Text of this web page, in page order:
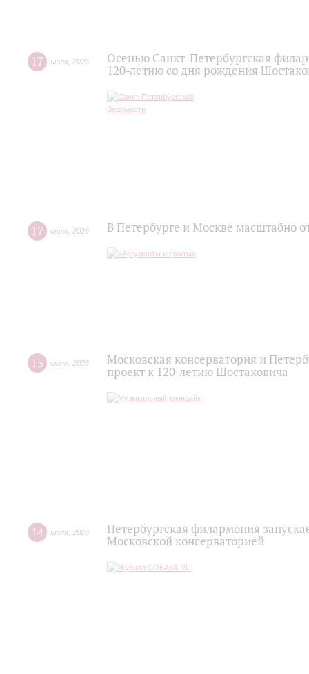
17 июля 2026
Осенью Санкт-Петербургская
120‑летию со дня рождения
17 июля 2026 В Петербурге и Москве масштабно
15 июля 2026
Московская консерватория и
проект к 120-летию Шостаковича
14 июля 2026
Петербургская филармония
Московской консерваторией